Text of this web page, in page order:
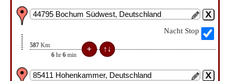
Nacht Stop
587 Km
6 hr 6 min